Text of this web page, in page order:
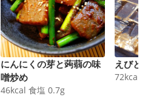
にんにくの芽と蒟蒻の味
噌炒め
46kcal 食塩 0.7g
えびと
72kcal